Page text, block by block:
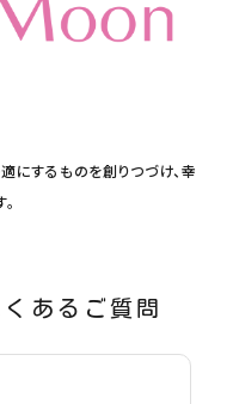
にするものを創りつづけ、幸
あるご質問